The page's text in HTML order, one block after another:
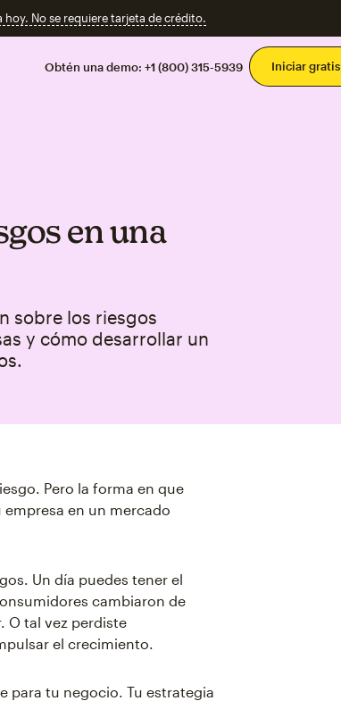
hoy. No se requiere tarjeta de crédito.
Obtén una demo: +1 (800) 315-5939 Iniciar gratis
en una
sobre los riesgos
y cómo desarrollar un
Pero la forma en que
en un mercado
Un día puedes tener el
cambiaron de
O tal vez perdiste
el crecimiento.
para tu negocio. Tu estrategia